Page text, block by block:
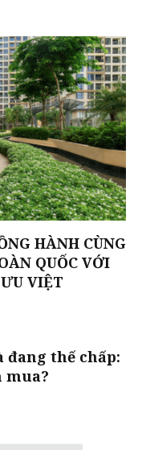
HÀNH CÙNG
QUỐC VỚI
VIỆT
đang thế chấp:
mua?